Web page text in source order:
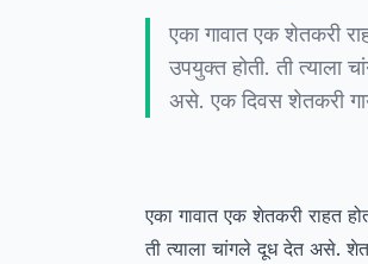
एका गावात एक शेतकरी
उपयुक्त होती. ती
असे. एक दिवस शेतकरी
एका गावात एक शेतकरी राहत
ती त्याला चांगले दूध देत असे.